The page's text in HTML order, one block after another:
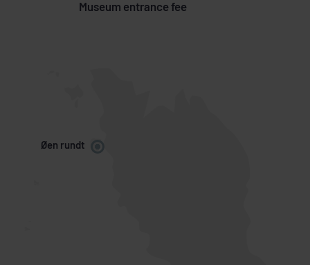
Museum entrance fee